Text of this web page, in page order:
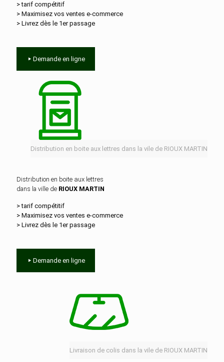
> tarif compétitif
> Maximisez vos ventes e‑commerce
> Livrez dès le 1er passage
Demande en ligne
Distribution en boite aux lettres dans la vile de RIOUX MARTIN
Distribution en boite aux lettres
dans la ville de RIOUX MARTIN
> tarif compétitif
> Maximisez vos ventes e‑commerce
> Livrez dès le 1er passage
Demande en ligne
Livraison de colis dans la vile de RIOUX MARTIN